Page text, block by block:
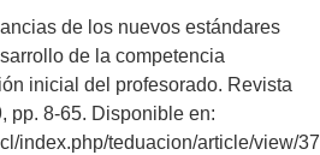
de los nuevos estándares
de la competencia
inicial del profesorado. Revista
pp. 8-65. Disponible en:
index.php/teduacion/article/view/